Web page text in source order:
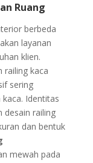
Ruang
berbeda
layanan
klien.
railing kaca
sering
Identitas
desain railing
dan bentuk
mewah pada